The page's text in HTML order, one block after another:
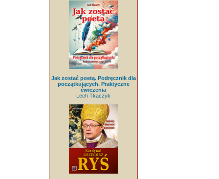
Jak zostać poetą. Podręcznik dla
początkujących. Praktyczne
ćwiczenia
Lech Tkaczyk